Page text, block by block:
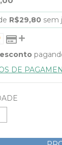
R$29,80 sem
DE